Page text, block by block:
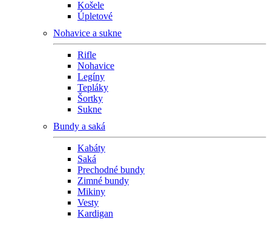
Košele
Úpletové
Nohavice a sukne
Rifle
Nohavice
Legíny
Tepláky
Šortky
Sukne
Bundy a saká
Kabáty
Saká
Prechodné bundy
Zimné bundy
Mikiny
Vesty
Kardigan